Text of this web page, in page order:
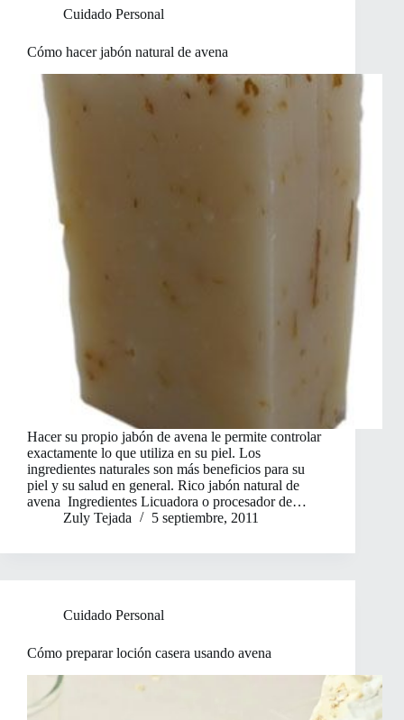
Cuidado Personal
Cómo hacer jabón natural de avena
Hacer su propio jabón de avena le permite controlar
exactamente lo que utiliza en su piel. Los
ingredientes naturales son más beneficios para su
piel y su salud en general. Rico jabón natural de
avena Ingredientes Licuadora o procesador de…
Zuly Tejada
5 septiembre, 2011
Cuidado Personal
Cómo preparar loción casera usando avena